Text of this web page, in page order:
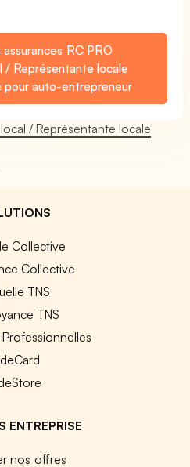
RC PRO
/ Représentante locale
auto-entrepreneur
/ Représentante locale
Collective
Collective
TNS
TNS
ENTREPRISE
nos offres